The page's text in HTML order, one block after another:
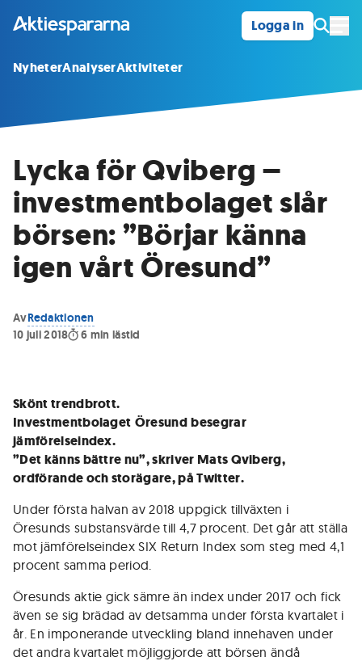
Logga in
NyheterAnalyserAktiviteter
Lycka för Qviberg –
investmentbolaget slår
börsen: ”Börjar känna
igen vårt Öresund”
AvRedaktionen
10 juli 2018
6 min lästid
Skönt trendbrott.
Investmentbolaget Öresund besegrar
jämförelseindex.
”Det känns bättre nu”, skriver Mats Qviberg,
ordförande och storägare, på Twitter.
Under första halvan av 2018 uppgick tillväxten i
Öresunds substansvärde till 4,7 procent. Det går att ställa
mot jämförelseindex SIX Return Index som steg med 4,1
procent samma period.
Öresunds aktie gick sämre än index under 2017 och fick
även se sig brädad av detsamma under första kvartalet i
år. En imponerande utveckling bland innehaven under
det andra kvartalet möjliggjorde att börsen ändå